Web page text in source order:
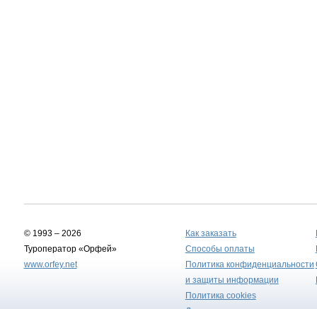
© 1993 – 2026
Туроператор «Орфей»
www.orfey.net
Как заказать
Способы оплаты
Политика конфиденциальности
и защиты информации
Политика cookies